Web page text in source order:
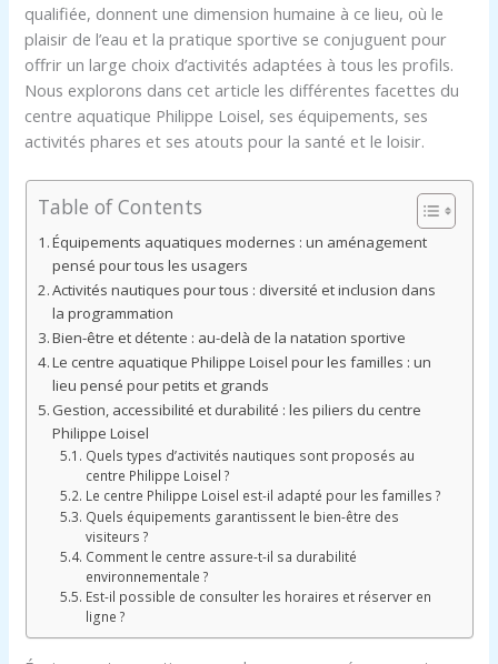
qualifiée, donnent une dimension humaine à ce lieu, où le
plaisir de l’eau et la pratique sportive se conjuguent pour
offrir un large choix d’activités adaptées à tous les profils.
Nous explorons dans cet article les différentes facettes du
centre aquatique Philippe Loisel, ses équipements, ses
activités phares et ses atouts pour la santé et le loisir.
Table of Contents
Équipements aquatiques modernes : un aménagement
pensé pour tous les usagers
Activités nautiques pour tous : diversité et inclusion dans
la programmation
Bien-être et détente : au-delà de la natation sportive
Le centre aquatique Philippe Loisel pour les familles : un
lieu pensé pour petits et grands
Gestion, accessibilité et durabilité : les piliers du centre
Philippe Loisel
Quels types d’activités nautiques sont proposés au
centre Philippe Loisel ?
Le centre Philippe Loisel est-il adapté pour les familles ?
Quels équipements garantissent le bien-être des
visiteurs ?
Comment le centre assure-t-il sa durabilité
environnementale ?
Est-il possible de consulter les horaires et réserver en
ligne ?